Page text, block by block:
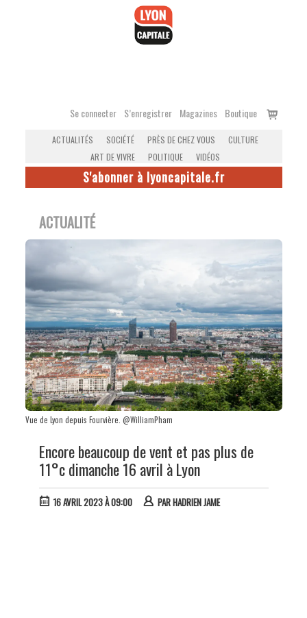
Se connecter S’enregistrer Magazines Boutique
Voir
ACTUALITÉS SOCIÉTÉ PRÈS DE CHEZ VOUS
CULTURE
ART DE VIVRE
POLITIQUE VIDÉOS
S'abonner à lyoncapitale.fr
ACTUALITÉ
Vue de Lyon depuis Fourvière. @WilliamPham
Encore beaucoup de vent et pas plus de
11°c dimanche 16 avril à Lyon
16 AVRIL 2023 À 09:00 PARHADRIEN JAME